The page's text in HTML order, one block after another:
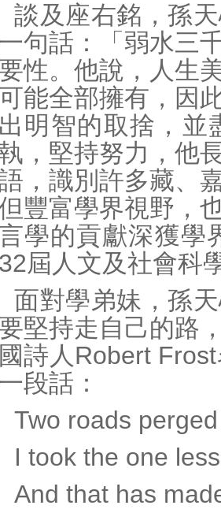
談及座右銘，孫
一句話：「弱水三
性。他說，人生
能全部擁有，因
出明智的取捨，並
，堅持努力，他
，識別許多藏、
豐富學界視野，
學的貢獻深獲學
32屆人文及社會科
面對學弟妹，孫
堅持走自己的路
國詩人Robert
一段話：
Two roads
I took the one
And that has